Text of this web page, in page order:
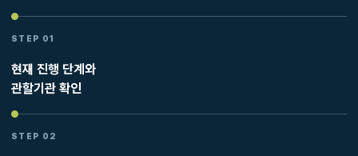
STEP 01
현재 진행 단계와
관할기관 확인
STEP 02